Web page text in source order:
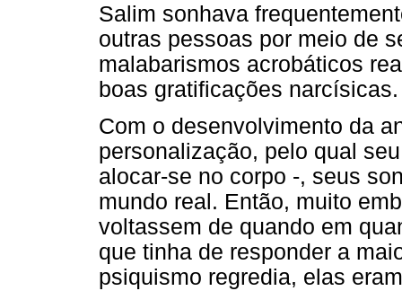
Salim sonhava
outras pessoas por meio de
malabarismos acrobáticos
boas gratificações narcísicas.
Com o desenvolvimento da
personalização, pelo qual
alocar-se no corpo -, seus
mundo real. Então, muito
voltassem de quando em
que tinha de responder a
psiquismo regredia, elas